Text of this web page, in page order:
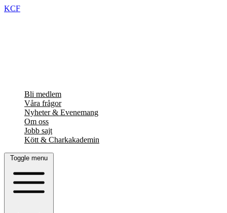
KCF
Bli medlem
Våra frågor
Nyheter & Evenemang
Om oss
Jobb sajt
Kött & Charkakademin
Toggle menu